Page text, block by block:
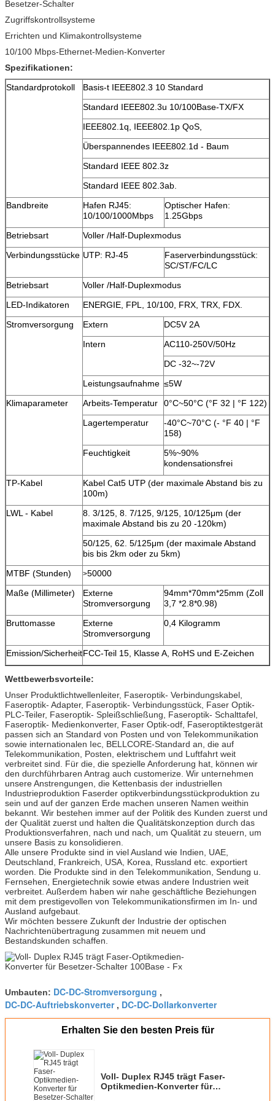
Besetzer-Schalter
Zugriffskontrollsysteme
Errichten und Klimakontrollsysteme
10/100 Mbps-Ethernet-Medien-Konverter
Spezifikationen:
Standardprotokoll
Basis-t IEEE802.3 10 Standard
Standard IEEE802.3u 10/100Base-TX/FX
IEEE802.1q, IEEE802.1p QoS,
Überspannendes IEEE802.1d - Baum
Standard IEEE 802.3z
Standard IEEE 802.3ab.
Bandbreite
Hafen RJ45:
10/100/1000Mbps
Optischer Hafen:
1.25Gbps
Betriebsart
Voller /Half-Duplexmodus
Verbindungsstücke UTP: RJ-45
Faserverbindungsstück:
SC/ST/FC/LC
Betriebsart
Voller /Half-Duplexmodus
LED-Indikatoren
ENERGIE, FPL, 10/100, FRX, TRX, FDX.
Stromversorgung
Extern
DC5V 2A
Intern
AC110-250V/50Hz
DC -32~-72V
Leistungsaufnahme ≤5W
Klimaparameter
Arbeits-Temperatur
0°C~50°C (°F 32 | °F 122)
Lagertemperatur
-40°C~70°C (- °F 40 | °F
158)
Feuchtigkeit
5%~90%
kondensationsfrei
TP-Kabel
Kabel Cat5 UTP (der maximale Abstand bis zu
100m)
LWL - Kabel
8. 3/125, 8. 7/125, 9/125, 10/125μm (der
maximale Abstand bis zu 20 -120km)
50/125, 62. 5/125μm (der maximale Abstand
bis bis 2km oder zu 5km)
MTBF (Stunden)
>50000
Maße (Millimeter)
Externe
Stromversorgung
94mm*70mm*25mm (Zoll
3,7 *2.8*0.98)
Bruttomasse
Externe
Stromversorgung
0,4 Kilogramm
Emission/SicherheitFCC-Teil 15, Klasse A, RoHS und E-Zeichen
Wettbewerbsvorteile:
Unser Produktlichtwellenleiter, Faseroptik- Verbindungskabel,
Faseroptik- Adapter, Faseroptik- Verbindungsstück, Faser Optik-
PLC-Teiler, Faseroptik- Spleißschließung, Faseroptik- Schalttafel,
Faseroptik- Medienkonverter, Faser Optik-odf, Faseroptiktestgerät
passen sich an Standard von Posten und von Telekommunikation
sowie internationalen Iec, BELLCORE-Standard an, die auf
Telekommunikation, Posten, elektrischem und Luftfahrt weit
verbreitet sind. Für die, die spezielle Anforderung hat, können wir
den durchführbaren Antrag auch customerize. Wir unternehmen
unsere Anstrengungen, die Kettenbasis der industriellen
Industrieproduktion Faserder optikverbindungsstückproduktion zu
sein und auf der ganzen Erde machen unseren Namen weithin
bekannt. Wir bestehen immer auf der Politik des Kunden zuerst und
der Qualität zuerst und halten die Qualitätskonzeption durch das
Produktionsverfahren, nach und nach, um Qualität zu steuern, um
unsere Basis zu konsolidieren.
Alle unsere Produkte sind in viel Ausland wie Indien, UAE,
Deutschland, Frankreich, USA, Korea, Russland etc. exportiert
worden. Die Produkte sind in den Telekommunikation, Sendung u.
Fernsehen, Energietechnik sowie etwas andere Industrien weit
verbreitet. Außerdem haben wir nahe geschäftliche Beziehungen
mit dem prestigevollen von Telekommunikationsfirmen im In- und
Ausland aufgebaut.
Wir möchten bessere Zukunft der Industrie der optischen
Nachrichtenübertragung zusammen mit neuem und
Bestandskunden schaffen.
Umbauten: DC-DC-Stromversorgung ,
DC-DC-Auftriebskonverter, DC-DC-Dollarkonverter
Erhalten Sie den besten Preis für
Voll- Duplex RJ45 trägt Faser-
Optikmedien-Konverter für